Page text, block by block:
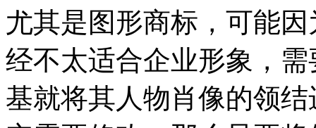
尤其是图形商标，可能
经不太适合企业形象，
基就将其人物肖像的领